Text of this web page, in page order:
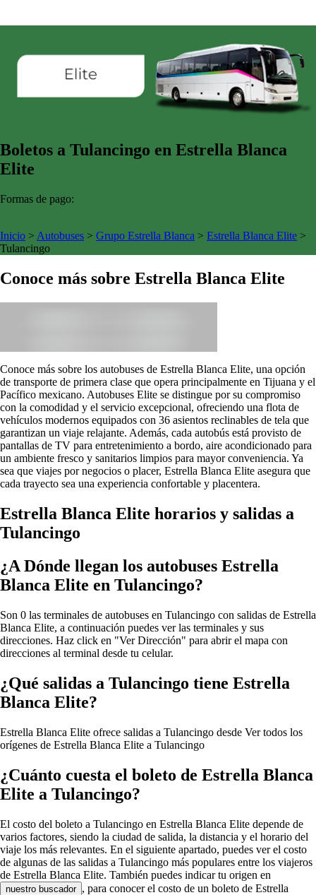
Boletos a Tulancingo en Estrella Blanca
Elite
Formas de pago:
Inicio > Autobuses > Grupo Estrella Blanca > Estrella Blanca Elite >
Tulancingo
Conoce más sobre Estrella Blanca Elite
Conoce más sobre los autobuses de Estrella Blanca Elite, una opción
de transporte de primera clase que opera principalmente en Tijuana y el
Pacífico mexicano. Autobuses Elite se distingue por su compromiso
con la comodidad y el servicio excepcional, ofreciendo una flota de
vehículos modernos equipados con 36 asientos reclinables de tela que
garantizan un viaje relajante. Además, cada autobús está provisto de
pantallas de TV para entretenimiento a bordo, aire acondicionado para
un ambiente fresco y sanitarios limpios para mayor conveniencia. Ya
sea que viajes por negocios o placer, Estrella Blanca Elite asegura que
cada trayecto sea una experiencia confortable y placentera.
Estrella Blanca Elite horarios y salidas a
Tulancingo
¿A Dónde llegan los autobuses Estrella
Blanca Elite en Tulancingo?
Son 0 las terminales de autobuses en Tulancingo con salidas de Estrella
Blanca Elite, a continuación puedes ver las terminales y sus
direcciones. Haz click en "Ver Dirección" para abrir el mapa con
direcciones al terminal desde tu celular.
¿Qué salidas a Tulancingo tiene Estrella
Blanca Elite?
Estrella Blanca Elite ofrece salidas a Tulancingo desde Ver todos los
orígenes de Estrella Blanca Elite a Tulancingo
¿Cuánto cuesta el boleto de Estrella Blanca
Elite a Tulancingo?
El costo del boleto a Tulancingo en Estrella Blanca Elite depende de
varios factores, siendo la ciudad de salida, la distancia y el horario del
viaje los más relevantes. En el siguiente apartado, puedes ver el costo
de algunas de las salidas a Tulancingo más populares entre los viajeros
de Estrella Blanca Elite. También puedes indicar tu origen en
nuestro buscador , para conocer el costo de un boleto de Estrella